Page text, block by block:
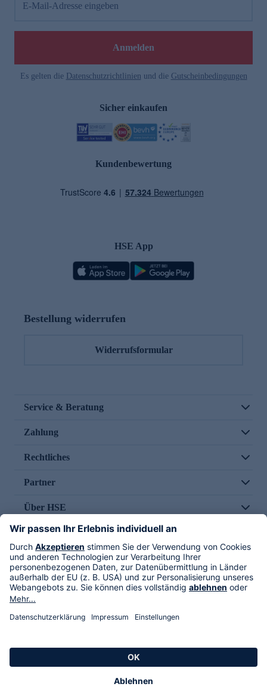
E-Mail-Adresse eingeben
Anmelden
Es gelten die Datenschutzrichtlinien und die Gutscheinbedingungen
Sicher einkaufen
Kundenbewertung
HSE App
Bestellung widerrufen
Widerrufsformular
Service & Beratung
Zahlung
Rechtliches
Partner
Über HSE
Im TV
HSE International